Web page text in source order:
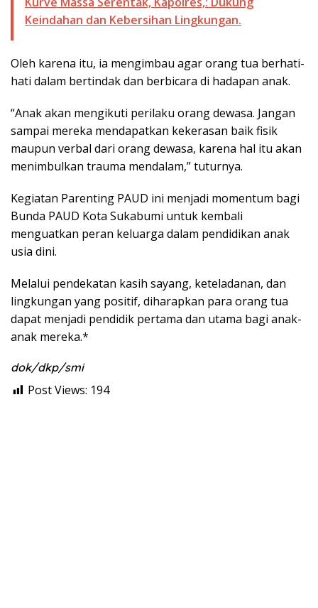
Keindahan dan Kebersihan Lingkungan.
Oleh karena itu, ia mengimbau agar orang tua berhati-
hati dalam bertindak dan berbicara di hadapan anak.
“Anak akan mengikuti perilaku orang dewasa. Jangan
sampai mereka mendapatkan kekerasan baik fisik
maupun verbal dari orang dewasa, karena hal itu akan
menimbulkan trauma mendalam,” tuturnya.
Kegiatan Parenting PAUD ini menjadi momentum bagi
Bunda PAUD Kota Sukabumi untuk kembali
menguatkan peran keluarga dalam pendidikan anak
usia dini.
Melalui pendekatan kasih sayang, keteladanan, dan
lingkungan yang positif, diharapkan para orang tua
dapat menjadi pendidik pertama dan utama bagi anak-
anak mereka.*
dok/dkp/smi
Post Views: 194